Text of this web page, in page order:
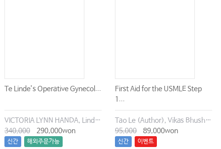
Te Linde’s Operative Gynecol...
VICTORIA LYNN HANDA, Linda Van Le MD
340,000
290,000won
신간 해외주문가능
First Aid for the USMLE Step
1...
Tao Le (Author), Vikas Bhushan (Author), Connie Qiu (Author), Anup Chalise (Author)
95,000
89,000won
신간 이벤트